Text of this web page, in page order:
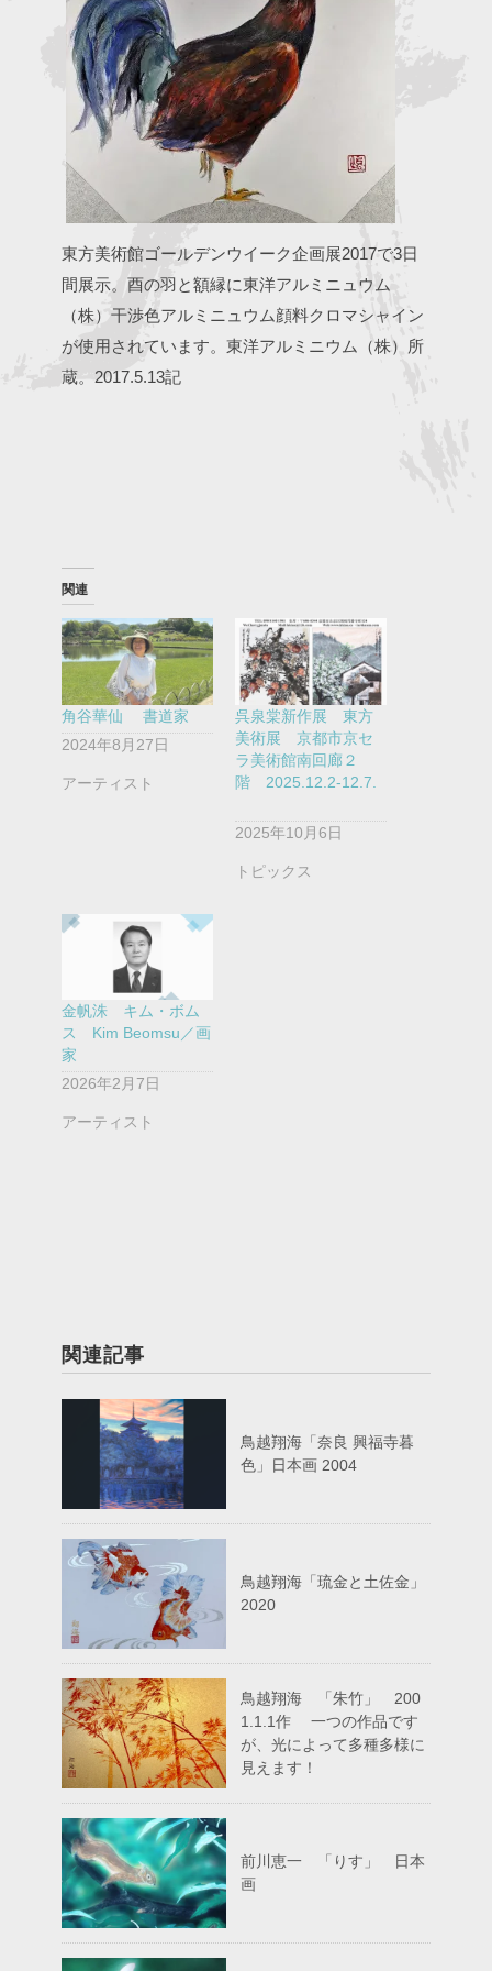
東方美術館ゴールデンウイーク企画展2017で3日
間展示。酉の羽と額縁に東洋アルミニュウム
（株）干渉色アルミニュウム顔料クロマシャイン
が使用されています。東洋アルミニウム（株）所
蔵。2017.5.13記
関連
角谷華仙 書道家
2024年8月27日
アーティスト
呉泉棠新作展 東方
美術展 京都市京セ
ラ美術館南回廊２
階 2025.12.2-12.7.
2025年10月6日
トピックス
金帆洙 キム・ボム
ス Kim Beomsu／画
家
2026年2月7日
アーティスト
関連記事
鳥越翔海「奈良 興福寺暮
色」日本画 2004
鳥越翔海「琉金と土佐金」
2020
鳥越翔海 「朱竹」 200
1.1.1作 一つの作品です
が、光によって多種多様に
見えます！
前川恵一 「りす」 日本
画